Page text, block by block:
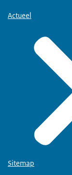
Actueel
Sitemap